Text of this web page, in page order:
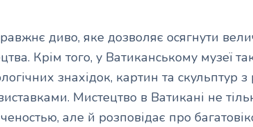
диво, яке дозволяє осягнути
Крім того, у Ватиканському музеї
знахідок, картин та
Мистецтво в Ватикані не
але й розповідає про